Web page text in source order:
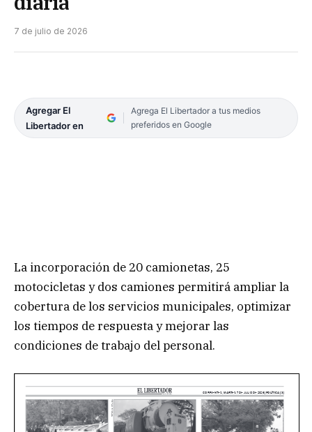
7 de julio de 2026
Agregar El
Libertador en
Agrega El Libertador a tus medios
preferidos en Google
La incorporación de 20 camionetas, 25
motocicletas y dos camiones permitirá ampliar la
cobertura de los servicios municipales, optimizar
los tiempos de respuesta y mejorar las
condiciones de trabajo del personal.